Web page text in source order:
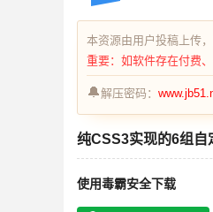
本资源由用户投稿上传
重要：如软件存在付费
🔔解压密码：
纯CSS3实现的6组自
使用毒霸安全下载